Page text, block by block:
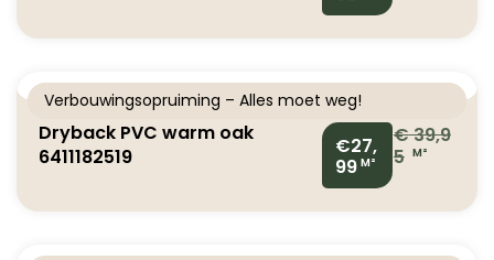
Verbouwingsopruiming – Alles moet weg!
Dryback PVC warm oak
6411182519
€27,
99 M²
€39,9
5 M²